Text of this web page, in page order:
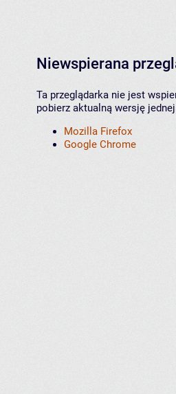
Niewspierana
Ta przeglądarka nie jest
pobierz aktualną wersję
Mozilla Firefox
Google Chrome